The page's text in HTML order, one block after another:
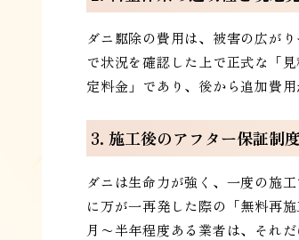
ダニ駆除の費用は、被害の広が
で状況を確認した上で正式な「
定料金」であり、後から追加費
3. 施工後のアフター保証制
ダニは生命力が強く、一度の施
に万が一再発した際の「無料再
月〜半年程度ある業者は、それ